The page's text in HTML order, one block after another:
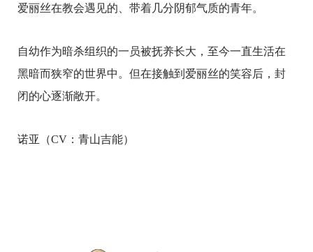
爱丽丝在教会遇见的、带着几分阴郁气质的青年。
自幼作为暗杀组织的一员被抚养长大，至今一直生活在
黑暗而狭窄的世界中。但在接触到爱丽丝的笑容后，封
闭的心逐渐敞开。
诺亚（CV：青山吉能）